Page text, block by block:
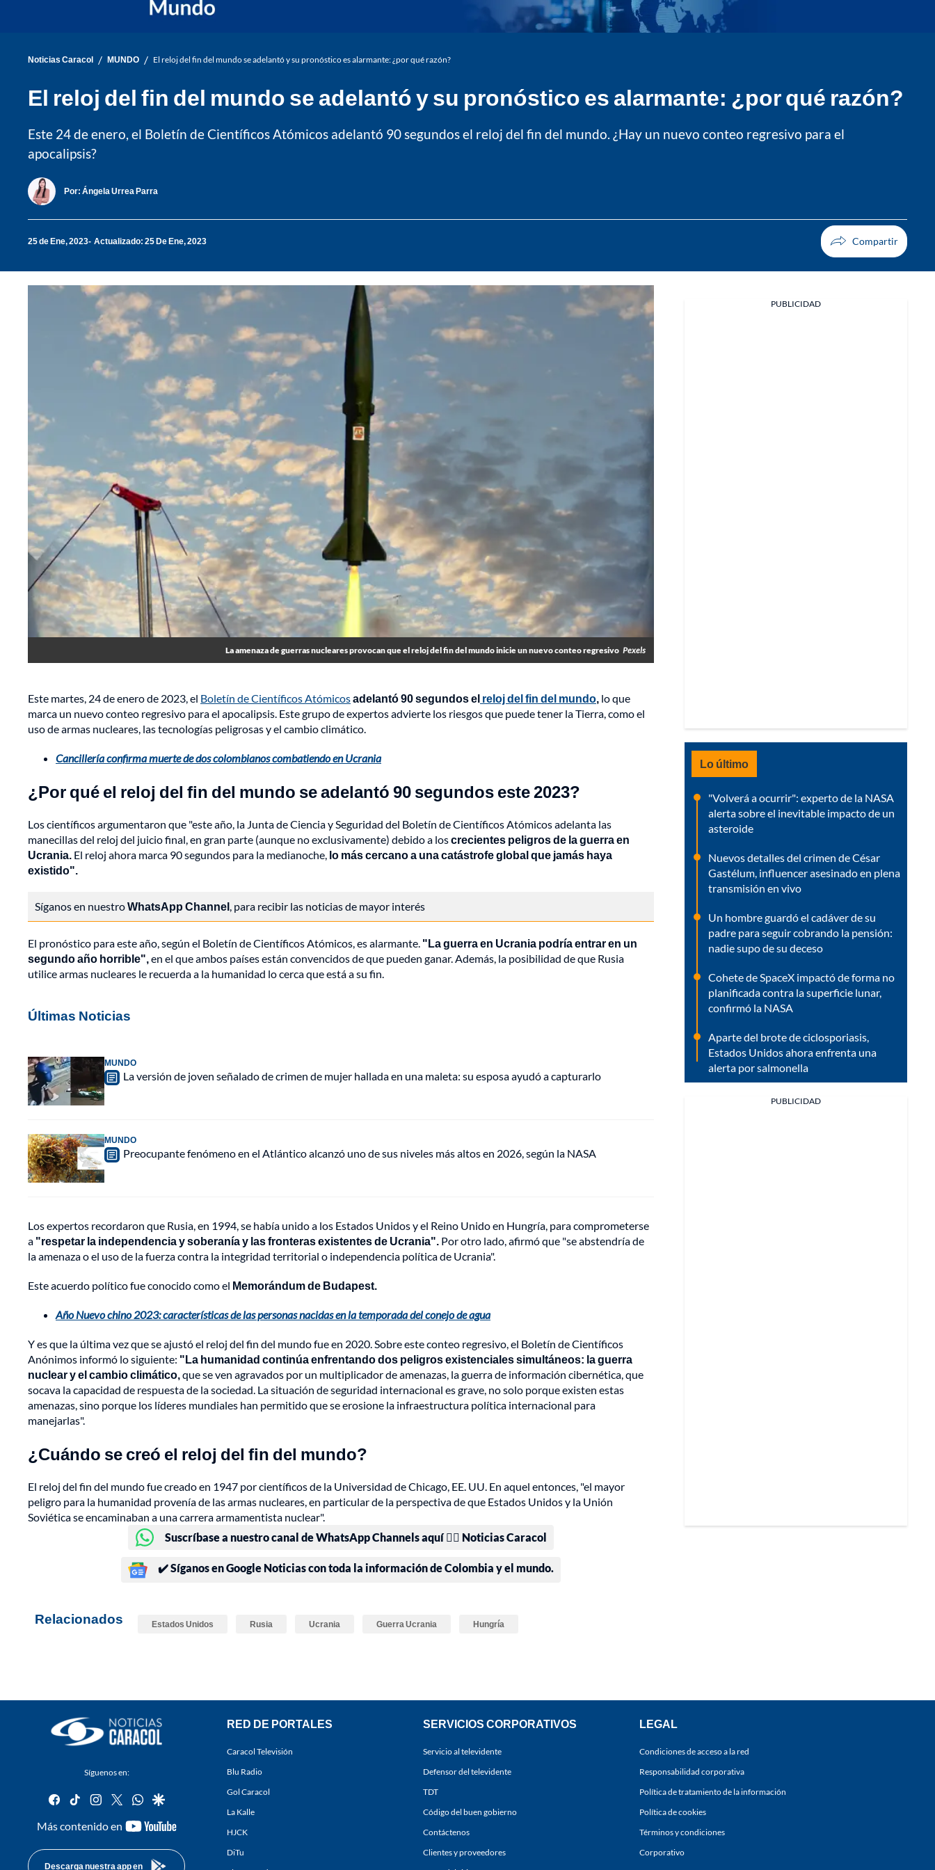
Noticias Caracol / MUNDO / El reloj del fin del mundo se adelantó y su pronóstico es alarmante: ¿por qué razón?
El reloj del fin del mundo se adelantó y su pronóstico es alarmante: ¿por qué razón?
Este 24 de enero, el Boletín de Científicos Atómicos adelantó 90 segundos el reloj del fin del mundo. ¿Hay un nuevo conteo regresivo para el
apocalipsis?
Por: Ángela Urrea Parra
25 de Ene, 2023 Actualizado: 25 De Ene, 2023
La amenaza de guerras nucleares provocan que el reloj del fin del mundo inicie un nuevo conteo regresivo Pexels
Este martes, 24 de enero de 2023, el Boletín de Científicos Atómicosadelantó 90 segundos el reloj del fin del mundo, lo que
marca un nuevo conteo regresivo para el apocalipsis. Este grupo de expertos advierte los riesgos que puede tener la Tierra, como el
uso de armas nucleares, las tecnologías peligrosas y el cambio climático.
Cancillería confirma muerte de dos colombianos combatiendo en Ucrania
¿Por qué el reloj del fin del mundo se adelantó 90 segundos este 2023?
Los científicos argumentaron que "este año, la Junta de Ciencia y Seguridad del Boletín de Científicos Atómicos adelanta las
manecillas del reloj del juicio final, en gran parte (aunque no exclusivamente) debido a loscrecientes peligros de la guerra en
Ucrania. El reloj ahora marca 90 segundos para la medianoche, lo más cercano a una catástrofe global que jamás haya
existido".
Síganos en nuestroWhatsApp Channel, para recibir las noticias de mayor interés
El pronóstico para este año, según el Boletín de Científicos Atómicos, es alarmante. "La guerra en Ucrania podría entrar en un
segundo año horrible",en el que ambos países están convencidos de que pueden ganar. Además, la posibilidad de que Rusia
utilice armas nucleares le recuerda a la humanidad lo cerca que está a su fin.
Últimas Noticias
MUNDO
La versión de joven señalado de crimen de mujer hallada en una maleta: su esposa ayudó a capturarlo
MUNDO
Preocupante fenómeno en el Atlántico alcanzó uno de sus niveles más altos en 2026, según la NASA
Los expertos recordaron que Rusia, en 1994, se había unido a los Estados Unidos y el Reino Unido en Hungría, para comprometerse
a "respetar la independencia y soberanía y las fronteras existentes de Ucrania". Por otro lado, afirmó que "se abstendría de
la amenaza o el uso de la fuerza contra la integridad territorial o independencia política de Ucrania".
Este acuerdo político fue conocido como el Memorándum de Budapest.
Año Nuevo chino 2023: características de las personas nacidas en la temporada del conejo de agua
Y es que la última vez que se ajustó el reloj del fin del mundo fue en 2020. Sobre este conteo regresivo, el Boletín de Científicos
Anónimos informó lo siguiente: "La humanidad continúa enfrentando dos peligros existenciales simultáneos: la guerra
nuclear y el cambio climático,que se ven agravados por un multiplicador de amenazas, la guerra de información cibernética, que
socava la capacidad de respuesta de la sociedad. La situación de seguridad internacional es grave, no solo porque existen estas
amenazas, sino porque los líderes mundiales han permitido que se erosione la infraestructura política internacional para
manejarlas".
¿Cuándo se creó el reloj del fin del mundo?
El reloj del fin del mundo fue creado en 1947 por científicos de la Universidad de Chicago, EE. UU. En aquel entonces, "el mayor
peligro para la humanidad provenía de las armas nucleares, en particular de la perspectiva de que Estados Unidos y la Unión
Soviética se encaminaban a una carrera armamentista nuclear".
Suscríbase a nuestro canal de WhatsApp Channels aquí 👉🏻 Noticias Caracol
✔️ Síganos en Google Noticias con toda la información de Colombia y el mundo.
Relacionados Estados Unidos Rusia Ucrania Guerra Ucrania Hungría
PUBLICIDAD
Lo último
"Volverá a ocurrir": experto de la NASA
alerta sobre el inevitable impacto de un
asteroide
Nuevos detalles del crimen de César
Gastélum, influencer asesinado en plena
transmisión en vivo
Un hombre guardó el cadáver de su
padre para seguir cobrando la pensión:
nadie supo de su deceso
Cohete de SpaceX impactó de forma no
planificada contra la superficie lunar,
confirmó la NASA
Aparte del brote de ciclosporiasis,
Estados Unidos ahora enfrenta una
alerta por salmonella
PUBLICIDAD
Síguenos en:
facebook
tiktok instagram
twitterwhatsapp
google
Más contenido en
youtube-
Descarga nuestra app en
RED DE PORTALES
Caracol Televisión
Blu Radio
Gol Caracol
La Kalle
HJCK
DiTu
SERVICIOS CORPORATIVOS
Servicio al televidente
Defensor del televidente
TDT
Código del buen gobierno
Contáctenos
Clientes y proveedores
LEGAL
Condiciones de acceso a la red
Responsabilidad corporativa
Política de tratamiento de la información
Política de cookies
Términos y condiciones
Corporativo